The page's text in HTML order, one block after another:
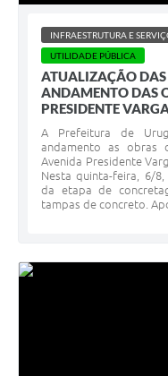
INFRAESTRUTURA E
UTILIDADE PÚBLICA
ATUALIZAÇÃO DAS
ANDAMENTO DAS
PRESIDENTE
A Prefeitura de
andamento as obras
Avenida Presidente
Nesta quinta-feira, 6/
da etapa de
tampas de concreto.